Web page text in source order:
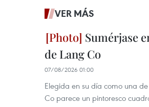
VER MÁS
Sumérjase
de Lang Co
07/08/2026 01:00
Elegida en su día como una
Co parece un pintoresco